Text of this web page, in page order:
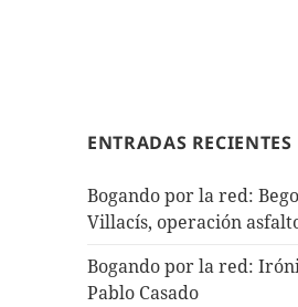
ENTRADAS RECIENTES
Bogando por la red:
Villacís, operación
Bogando por la red:
Pablo Casado